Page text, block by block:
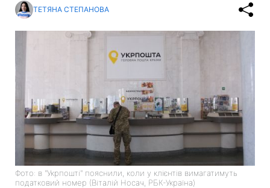
ТЕТЯНА СТЕПАНОВА
Фото: в "Укрпошті" пояснили, коли у клієнтів вимагатимуть
податковий номер (Віталій Носач, РБК-Україна)